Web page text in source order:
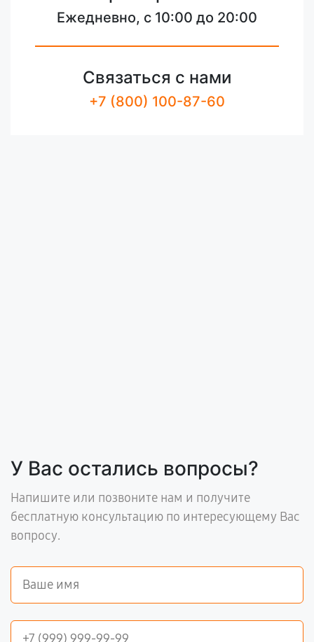
Ежедневно, с 10:00 до 20:00
Связаться с нами
+7 (800) 100-87-60
У Вас остались вопросы?
Напишите или позвоните нам и получите
бесплатную консультацию по интересующему Вас
вопросу.